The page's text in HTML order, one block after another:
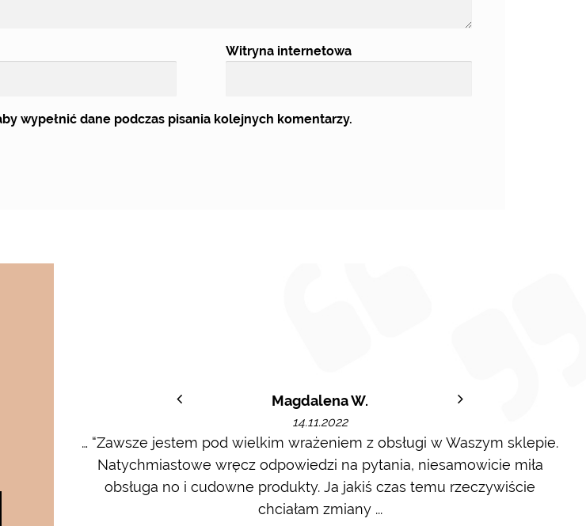
Witryna internetowa
wypełnić dane podczas pisania kolejnych komentarzy.
w
się ...
Magdalena W.
14.11.2022
… “Zawsze jestem pod wielkim wrażeniem z obsługi w Waszym sklepie.
Natychmiastowe wręcz odpowiedzi na pytania, niesamowicie miła
obsługa no i cudowne produkty. Ja jakiś czas temu rzeczywiście
chciałam zmiany ...